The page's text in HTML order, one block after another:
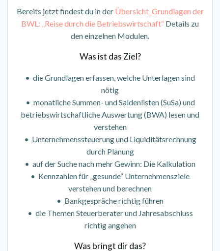
Bereits jetzt findest du in der Übersicht_Grundlagen der
BWL: „Reise durch die Betriebswirtschaft“ Details zu
den einzelnen Modulen.
Was ist das Ziel?
• die Grundlagen erfassen, welche Unterlagen sind
nötig
• monatliche Summen- und Saldenlisten (SuSa) und
betriebswirtschaftliche Auswertung (BWA) lesen und
verstehen
• Unternehmenssteuerung und Liquiditätsrechnung
durch Planung
• auf der Suche nach mehr Gewinn: Die Kalkulation
• Kennzahlen für „gesunde“ Unternehmensziele
verstehen und berechnen
• Bankgespräche richtig führen
• die Themen Steuerberater und Jahresabschluss
richtig angehen
Was bringt dir das?